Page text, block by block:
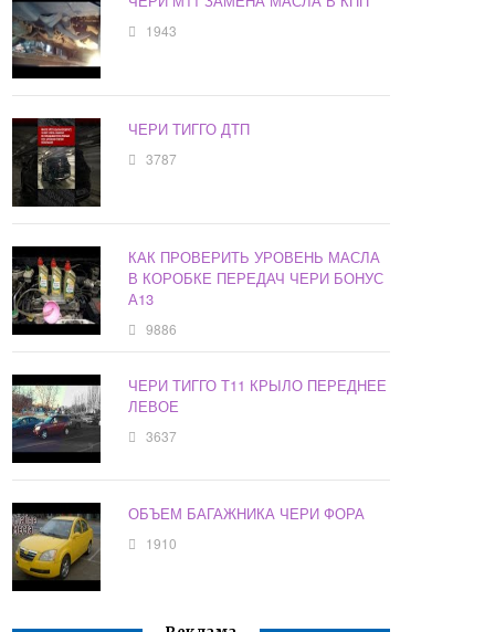
1943
ЧЕРИ ТИГГО ДТП
3787
КАК ПРОВЕРИТЬ УРОВЕНЬ МАСЛА
В КОРОБКЕ ПЕРЕДАЧ ЧЕРИ БОНУС
А13
9886
ЧЕРИ ТИГГО Т11 КРЫЛО ПЕРЕДНЕЕ
ЛЕВОЕ
3637
ОБЪЕМ БАГАЖНИКА ЧЕРИ ФОРА
1910